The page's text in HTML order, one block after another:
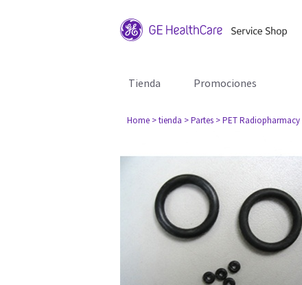
Tienda Promociones
Home > tienda > Partes > PET Radiopharmacy